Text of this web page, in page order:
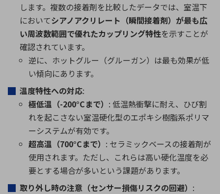
します。複数の接着剤を比較したデータでは、室温下
においてシアノアクリレート（瞬間接着剤）が最も広
い周波数範囲で優れたカップリング特性を示すことが
確認されています。
逆に、ホットグルー（グルーガン）は最も効果が低
い傾向にあります。
温度特性への対応:
極低温（-200°Cまで） : 低温熱衝撃に耐え、ひび割
れを起こさない室温硬化型のエポキシ樹脂系ポリマ
ーシステムが有効です。
超高温（700°Cまで） : セラミックベースの接着剤が
使用されます。ただし、これらは高い硬化温度を必
要とする場合が多いという課題があります。
取り外し時の注意（センサー損傷リスクの回避） :